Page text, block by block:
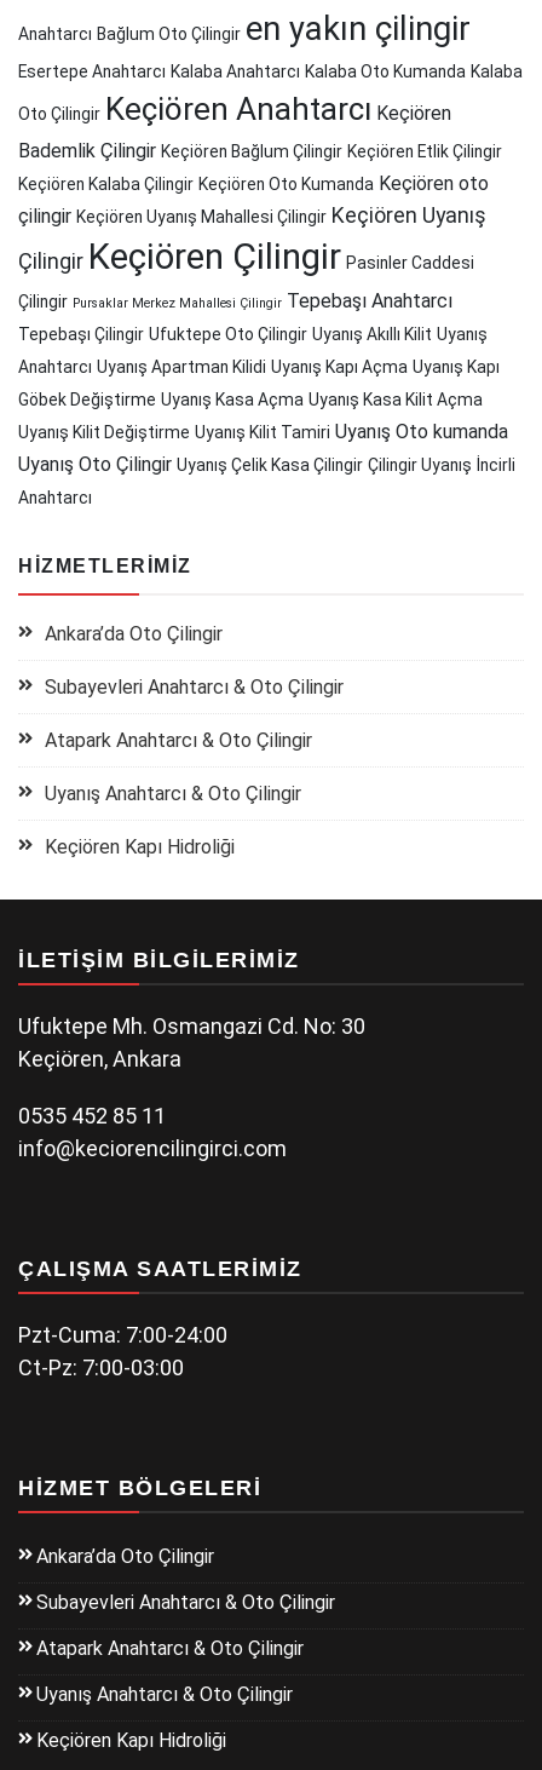
Anahtarcı Bağlum Oto Çilingir en yakın çilingir
Esertepe Anahtarcı Kalaba Anahtarcı Kalaba Oto Kumanda Kalaba
Oto Çilingir Keçiören Anahtarcı Keçiören
Bademlik Çilingir Keçiören Bağlum Çilingir Keçiören Etlik Çilingir
Keçiören Kalaba Çilingir Keçiören Oto Kumanda Keçiören oto
çilingir Keçiören Uyanış Mahallesi Çilingir Keçiören Uyanış
Çilingir Keçiören Çilingir Pasinler Caddesi
Çilingir Pursaklar Merkez Mahallesi Çilingir Tepebaşı Anahtarcı
Tepebaşı Çilingir Ufuktepe Oto Çilingir Uyanış Akıllı Kilit Uyanış
Anahtarcı Uyanış Apartman Kilidi Uyanış Kapı Açma Uyanış Kapı
Göbek Değiştirme Uyanış Kasa Açma Uyanış Kasa Kilit Açma
Uyanış Kilit Değiştirme Uyanış Kilit Tamiri Uyanış Oto kumanda
Uyanış Oto Çilingir Uyanış Çelik Kasa Çilingir Çilingir Uyanış İncirli
Anahtarcı
HIZMETLERIMIZ
Ankara’da Oto Çilingir
Subayevleri Anahtarcı & Oto Çilingir
Atapark Anahtarcı & Oto Çilingir
Uyanış Anahtarcı & Oto Çilingir
Keçiören Kapı Hidroliği
İLETIŞIM BILGILERIMIZ
Ufuktepe Mh. Osmangazi Cd. No: 30
Keçiören, Ankara
0535 452 85 11
info@keciorencilingirci.com
ÇALIŞMA SAATLERIMIZ
Pzt-Cuma: 7:00-24:00
Ct-Pz: 7:00-03:00
HIZMET BÖLGELERI
Ankara’da Oto Çilingir
Subayevleri Anahtarcı & Oto Çilingir
Atapark Anahtarcı & Oto Çilingir
Uyanış Anahtarcı & Oto Çilingir
Keçiören Kapı Hidroliği